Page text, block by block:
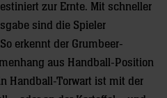
zur Ernte. Mit schneller
sind die Spieler
erkennt der Grumbeer-
aus Handball-Position
Handball-Torwart ist mit der